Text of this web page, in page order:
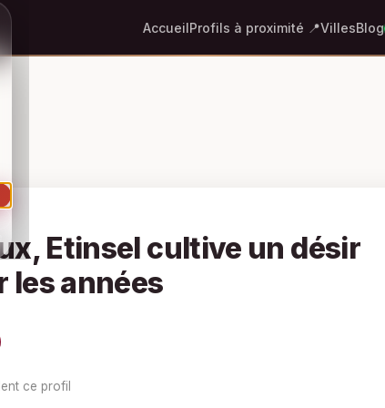
AccueilProfils à proximité 📍VillesBlog
Etinsel cultive un désir
les années
ce profil